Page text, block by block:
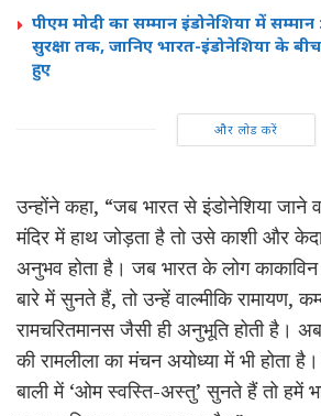
पीएम मोदी का सम्मान इंडोनेशिया में सम्मान
सुरक्षा तक, जानिए भारत-इंडोनेशिया के
हुए
और लोड करें
उन्होंने कहा, “जब भारत से इंडोनेशिया जाने
मंदिर में हाथ जोड़ता है तो उसे काशी और
अनुभव होता है। जब भारत के लोग
बारे में सुनते हैं, तो उन्हें वाल्मीकि रामायण,
रामचरितमानस जैसी ही अनुभूति होती है।
की रामलीला का मंचन अयोध्या में भी होता
बाली में ‘ओम स्वस्ति-अस्तु’ सुनते हैं तो हमें